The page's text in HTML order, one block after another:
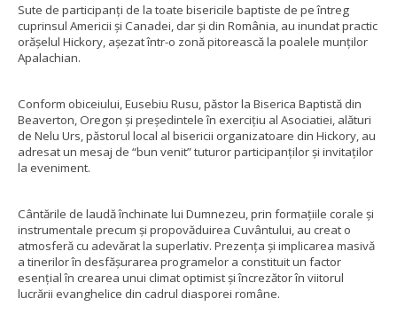
Sute de participanți de la toate bisericile baptiste de pe întreg
cuprinsul Americii și Canadei, dar și din România, au inundat practic
orășelul Hickory, așezat într-o zonă pitorească la poalele munților
Apalachian.
Conform obiceiului, Eusebiu Rusu, păstor la Biserica Baptistă din
Beaverton, Oregon și președintele în exercițiu al Asociatiei, alături
de Nelu Urs, păstorul local al bisericii organizatoare din Hickory, au
adresat un mesaj de “bun venit” tuturor participanților și invitaților
la eveniment.
Cântările de laudă închinate lui Dumnezeu, prin formațiile corale și
instrumentale precum și propovăduirea Cuvântului, au creat o
atmosferă cu adevărat la superlativ. Prezența și implicarea masivă
a tinerilor în desfășurarea programelor a constituit un factor
esențial în crearea unui climat optimist și încrezător în viitorul
lucrării evanghelice din cadrul diasporei române.